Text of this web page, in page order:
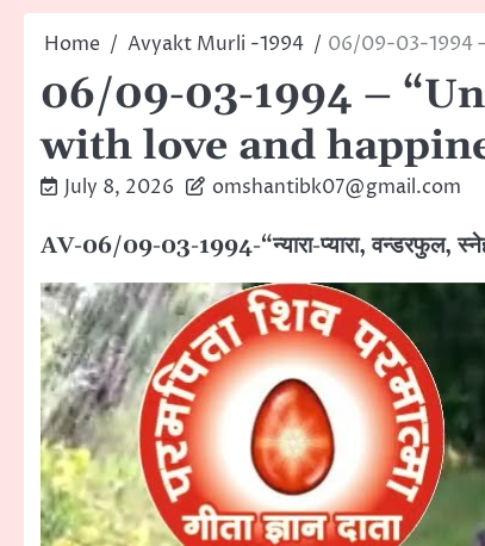
Home Avyakt Murli -1994 06/09-03-1994
06/09-03-1994 –
with love and
July 8, 2026 omshantibk07@gmail.com
AV-06/09-03-1994-“न्यारा-प्यारा, वन्डरफुल,